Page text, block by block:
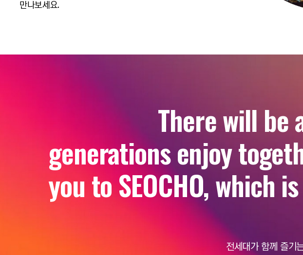
만나보세요.
There will be
generations enjoy
you to SEOCHO, which
전세대가 함께 즐기